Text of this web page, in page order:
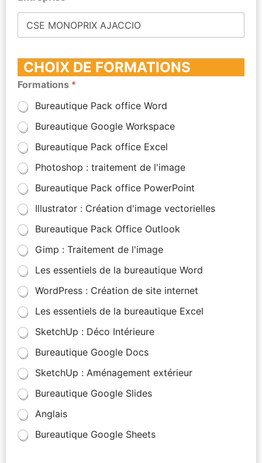
CHOIX DE FORMATIONS
Formations *
Bureautique Pack office Word
Bureautique Google Workspace
Bureautique Pack office Excel
Photoshop : traitement de l'image
Bureautique Pack office PowerPoint
Illustrator : Création d'image vectorielles
Bureautique Pack Office Outlook
Gimp : Traitement de l'image
Les essentiels de la bureautique Word
WordPress : Création de site internet
Les essentiels de la bureautique Excel
SketchUp : Déco Intérieure
Bureautique Google Docs
SketchUp : Aménagement extérieur
Bureautique Google Slides
Anglais
Bureautique Google Sheets